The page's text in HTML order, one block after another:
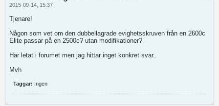
2015-09-14, 15:37
Tjenare!
Någon som vet om den dubbellagrade evighetsskruven från en 2600c
Elite passar på en 2500c? utan modifikationer?
Har letat i forumet men jag hittar inget konkret svar..
Mvh
Taggar: Ingen